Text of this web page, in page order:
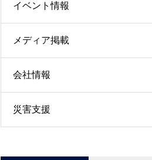
イベント情報
メディア掲載
会社情報
災害支援